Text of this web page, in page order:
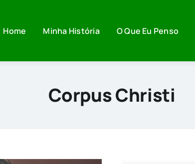
Home Minha História O Que Eu Penso
Corpus Christi